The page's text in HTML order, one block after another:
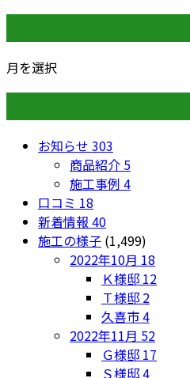
月を選択
お知らせ 303
商品紹介 5
施工事例 4
口コミ 18
新着情報 40
施工の様子 (1,499)
2022年10月 18
Ｋ様邸 12
Ｔ様邸 2
久喜市4
2022年11月 52
Ｇ様邸 17
Ｓ様邸4